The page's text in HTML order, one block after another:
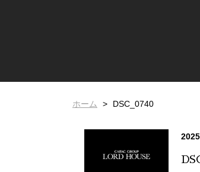
ホーム DSC_0740